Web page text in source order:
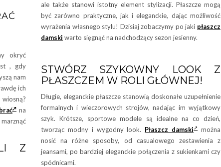
okryć
, gdy
nam
ich
na
Z
ale także stanowi istotny element stylizacji. Płaszcze mogą
być zarówno praktyczne, jak i eleganckie, dając możliwość
wyrażenia własnego stylu! Dzisiaj zobaczymy po jaki płaszcz
damski warto sięgnąć na nadchodzący sezon jesienny.
STWÓRZ SZYKOWNY LOOK Z
PŁASZCZEM W ROLI GŁÓWNEJ!
Długie, eleganckie płaszcze stanowią doskonałe uzupełnienie
formalnych i wieczorowych strojów, nadając im wyjątkowy
szyk. Krótsze, sportowe modele są idealne na co dzień,
tworząc modny i wygodny look. Płaszcz damski można
nosić na różne sposoby, od casualowego zestawienia z
jeansami, po bardziej eleganckie połączenia z sukienkami czy
spódnicami.